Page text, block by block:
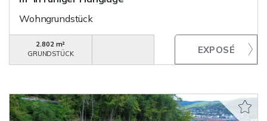
Wohngrundstück
2.802 m²
GRUNDSTÜCK